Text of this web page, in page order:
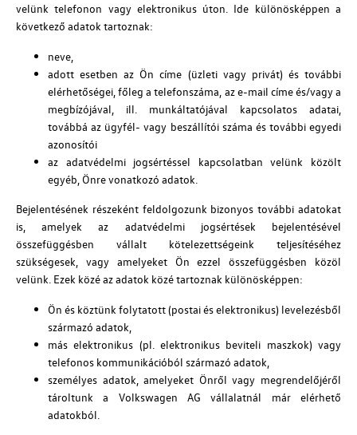
velünk telefonon vagy elektronikus úton. Ide különösképpen a
következő adatok tartoznak:
neve,
adott esetben az Ön címe (üzleti vagy privát) és további
elérhetőségei, főleg a telefonszáma, az e-mail címe és/vagy a
megbízójával, ill. munkáltatójával kapcsolatos adatai,
továbbá az ügyfél- vagy beszállítói száma és további egyedi
azonosítói
az adatvédelmi jogsértéssel kapcsolatban velünk közölt
egyéb, Önre vonatkozó adatok.
Bejelentésének részeként feldolgozunk bizonyos további adatokat
is, amelyek az adatvédelmi jogsértések bejelentésével
összefüggésben vállalt kötelezettségeink teljesítéséhez
szükségesek, vagy amelyeket Ön ezzel összefüggésben közöl
velünk. Ezek közé az adatok közé tartoznak különösképpen:
Ön és köztünk folytatott (postai és elektronikus) levelezésből
származó adatok,
más elektronikus (pl. elektronikus beviteli maszkok) vagy
telefonos kommunikációból származó adatok,
személyes adatok, amelyeket Önről vagy megrendelőjéről
tároltunk a Volkswagen AG vállalatnál már elérhető
adatokból.